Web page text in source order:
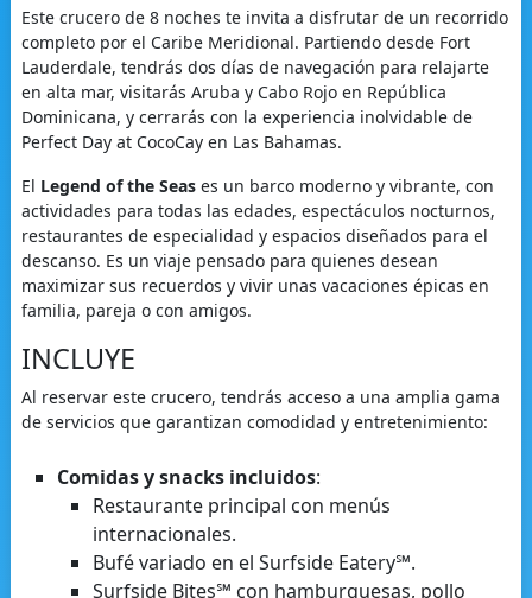
Este crucero de 8 noches te invita a disfrutar de un recorrido
completo por el Caribe Meridional. Partiendo desde Fort
Lauderdale, tendrás dos días de navegación para relajarte
en alta mar, visitarás Aruba y Cabo Rojo en República
Dominicana, y cerrarás con la experiencia inolvidable de
Perfect Day at CocoCay en Las Bahamas.
El Legend of the Seases un barco moderno y vibrante, con
actividades para todas las edades, espectáculos nocturnos,
restaurantes de especialidad y espacios diseñados para el
descanso. Es un viaje pensado para quienes desean
maximizar sus recuerdos y vivir unas vacaciones épicas en
familia, pareja o con amigos.
INCLUYE
Al reservar este crucero, tendrás acceso a una amplia gama
de servicios que garantizan comodidad y entretenimiento:
Comidas y snacks incluidos:
Restaurante principal con menús
internacionales.
Bufé variado en el Surfside Eatery℠.
Surfside Bites℠ con hamburguesas, pollo